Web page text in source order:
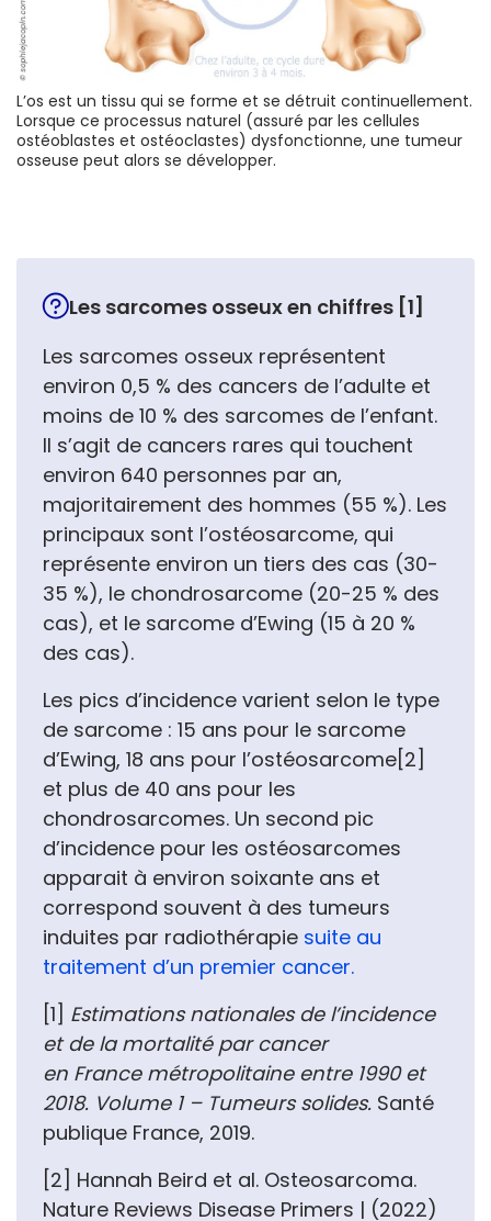
L’os est un tissu qui se forme et se détruit continuellement.
Lorsque ce processus naturel (assuré par les cellules
ostéoblastes et ostéoclastes) dysfonctionne, une tumeur
osseuse peut alors se développer.
Les sarcomes osseux en chiffres [1]
Les sarcomes osseux représentent
environ 0,5 % des cancers de l’adulte et
moins de 10 % des sarcomes de l’enfant.
Il s’agit de cancers rares qui touchent
environ 640 personnes par an,
majoritairement des hommes (55 %). Les
principaux sont l’ostéosarcome, qui
représente environ un tiers des cas (30-
35 %), le chondrosarcome (20-25 % des
cas), et le sarcome d’Ewing (15 à 20 %
des cas).
Les pics d’incidence varient selon le type
de sarcome : 15 ans pour le sarcome
d’Ewing, 18 ans pour l’ostéosarcome[2]
et plus de 40 ans pour les
chondrosarcomes. Un second pic
d’incidence pour les ostéosarcomes
apparait à environ soixante ans et
correspond souvent à des tumeurs
induites par radiothérapie suite au
traitement d’un premier cancer.
[1] Estimations nationales de l’incidence
et de la mortalité par cancer
en France métropolitaine entre 1990 et
2018. Volume 1 – Tumeurs solides. Santé
publique France, 2019.
[2] Hannah Beird et al. Osteosarcoma.
Nature Reviews Disease Primers | (2022)